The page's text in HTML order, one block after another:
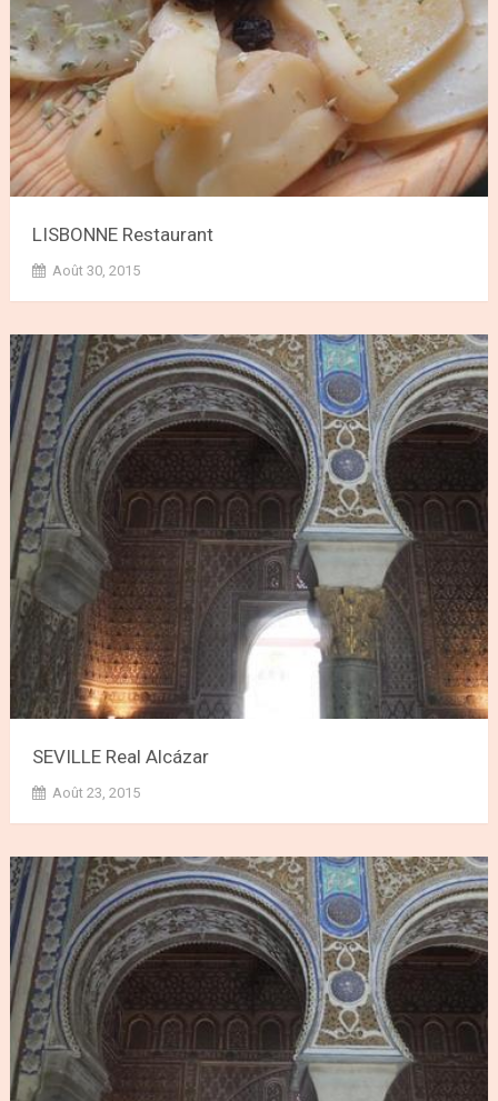
LISBONNE Restaurant
Août 30, 2015
SEVILLE Real Alcázar
Août 23, 2015